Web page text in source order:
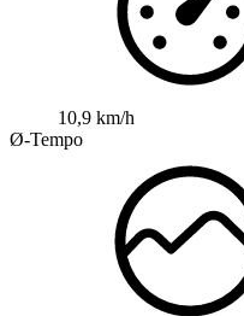
10,9 km/h
Ø-Tempo